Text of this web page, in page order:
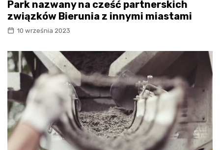
Park nazwany na cześć partnerskich
związków Bierunia z innymi miastami
10 września 2023